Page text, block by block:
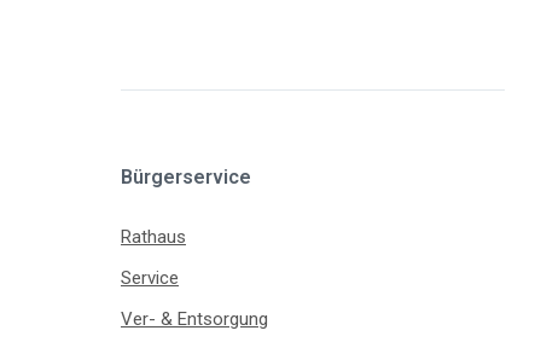
Bürgerservice
Rathaus
Service
Ver- & Entsorgung